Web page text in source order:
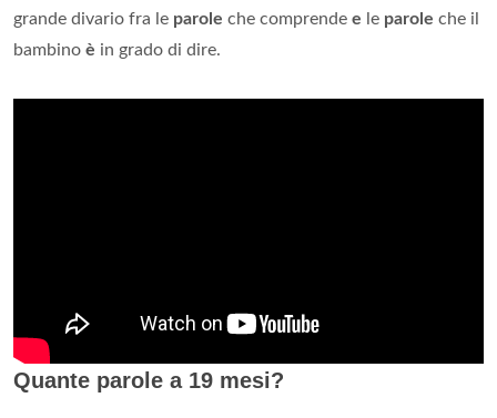
grande divario fra le parole che comprende e le parole che il
bambino è in grado di dire.
Quante parole a 19 mesi?